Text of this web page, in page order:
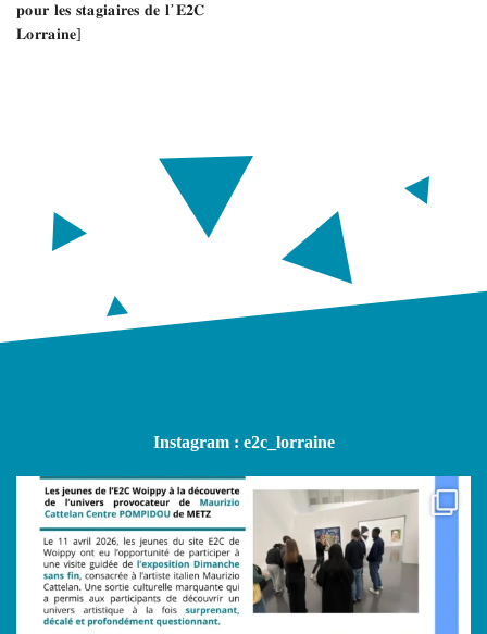
𝐩𝐨𝐮𝐫 𝐥𝐞𝐬 𝐬𝐭𝐚𝐠𝐢𝐚𝐢𝐫𝐞𝐬 𝐝𝐞 𝐥’𝐄𝟐𝐂
𝐋𝐨𝐫𝐫𝐚𝐢𝐧𝐞]
Instagram : e2c_lorraine